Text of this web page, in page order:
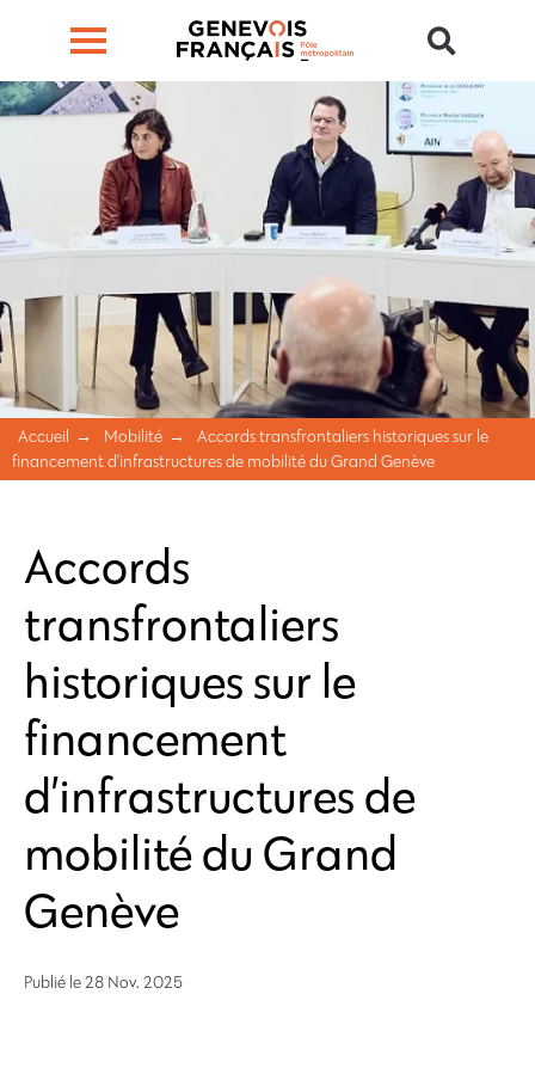
Accueil Mobilité
Accords transfrontaliers historiques sur le
financement d’infrastructures de mobilité du Grand Genève
Accords
transfrontaliers
historiques sur le
financement
d’infrastructures de
mobilité du Grand
Genève
Publié le28 Nov. 2025